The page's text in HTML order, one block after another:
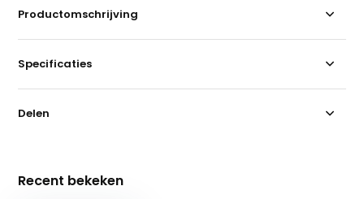
Productomschrijving
Specificaties
Delen
Recent bekeken